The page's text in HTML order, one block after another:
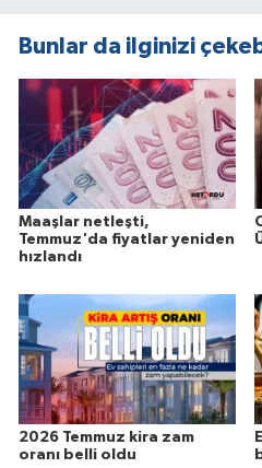
Bunlar da ilginizi
Maaşlar netleşti,
Temmuz'da fiyatlar yeniden
hızlandı
2026 Temmuz kira zam
oranı belli oldu